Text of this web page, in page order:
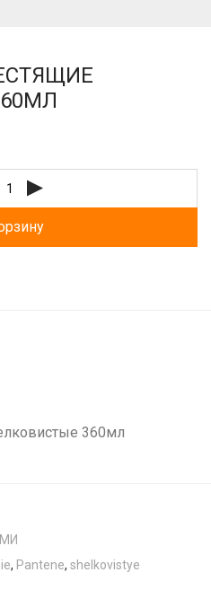
360мл
, Pantene, shelkovistye